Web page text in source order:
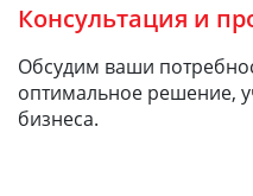
Консультация и
Обсудим ваши
оптимальное решение,
бизнеса.